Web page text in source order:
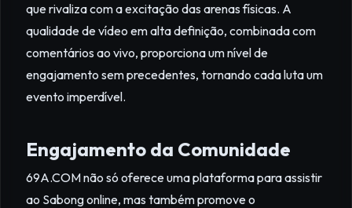
que rivaliza com a excitação das arenas físicas. A
qualidade de vídeo em alta definição, combinada com
comentários ao vivo, proporciona um nível de
engajamento sem precedentes, tornando cada luta um
evento imperdível.
Engajamento da Comunidade
69A.COM não só oferece uma plataforma para assistir
ao Sabong online, mas também promove o